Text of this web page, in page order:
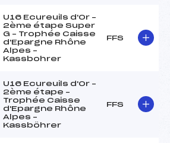
U16 Ecureuils d'Or –
2ème étape Super
G – Trophée Caisse
d'Epargne Rhône
Alpes –
Kassbohrer
FFS
U16 Ecureuils d'Or –
2ème étape –
Trophée Caisse
d'Epargne Rhône
Alpes –
Kassböhrer
FFS